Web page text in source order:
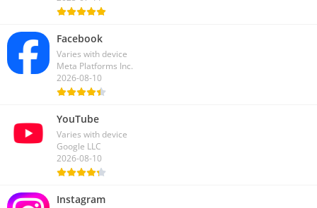
Facebook
Varies with device
Meta Platforms Inc.
2026-08-10
YouTube
Varies with device
Google LLC
2026-08-10
Instagram